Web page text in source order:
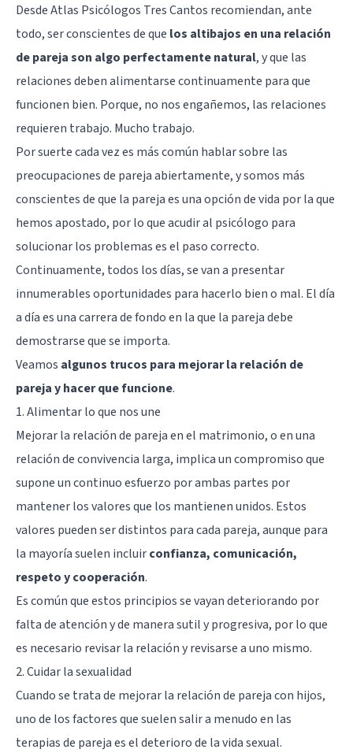
Desde Atlas Psicólogos Tres Cantos recomiendan, ante
todo, ser conscientes de que los altibajos en una relación
de pareja son algo perfectamente natural, y que las
relaciones deben alimentarse continuamente para que
funcionen bien. Porque, no nos engañemos, las relaciones
requieren trabajo. Mucho trabajo.
Por suerte cada vez es más común hablar sobre las
preocupaciones de pareja abiertamente, y somos más
conscientes de que la pareja es una opción de vida por la que
hemos apostado, por lo que acudir al psicólogo para
solucionar los problemas es el paso correcto.
Continuamente, todos los días, se van a presentar
innumerables oportunidades para hacerlo bien o mal. El día
a día es una carrera de fondo en la que la pareja debe
demostrarse que se importa.
Veamos algunos trucos para mejorar la relación de
pareja y hacer que funcione.
1. Alimentar lo que nos une
Mejorar la relación de pareja en el matrimonio, o en una
relación de convivencia larga, implica un compromiso que
supone un continuo esfuerzo por ambas partes por
mantener los valores que los mantienen unidos. Estos
valores pueden ser distintos para cada pareja, aunque para
la mayoría suelen incluirconfianza, comunicación,
respeto y cooperación.
Es común que estos principios se vayan deteriorando por
falta de atención y de manera sutil y progresiva, por lo que
es necesario revisar la relación y revisarse a uno mismo.
2. Cuidar la sexualidad
Cuando se trata de mejorar la relación de pareja con hijos,
uno de los factores que suelen salir a menudo en las
terapias de pareja es el deterioro de la vida sexual.